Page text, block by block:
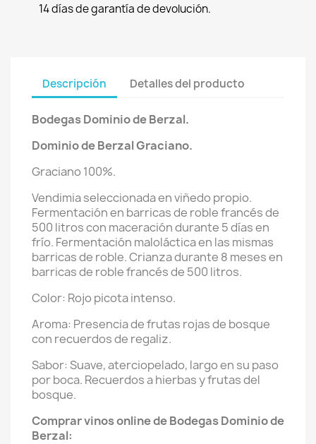
14 días de garantía de devolución.
Descripción Detalles del producto
Bodegas Dominio de Berzal.
Dominio de Berzal Graciano.
Graciano 100%.
Vendimia seleccionada en viñedo propio.
Fermentación en barricas de roble francés de
500 litros con maceración durante 5 días en
frío. Fermentación maloláctica en las mismas
barricas de roble. Crianza durante 8 meses en
barricas de roble francés de 500 litros.
Color: Rojo picota intenso.
Aroma: Presencia de frutas rojas de bosque
con recuerdos de regaliz.
Sabor: Suave, aterciopelado, largo en su paso
por boca. Recuerdos a hierbas y frutas del
bosque.
Comprar vinos online de Bodegas Dominio de
Berzal: